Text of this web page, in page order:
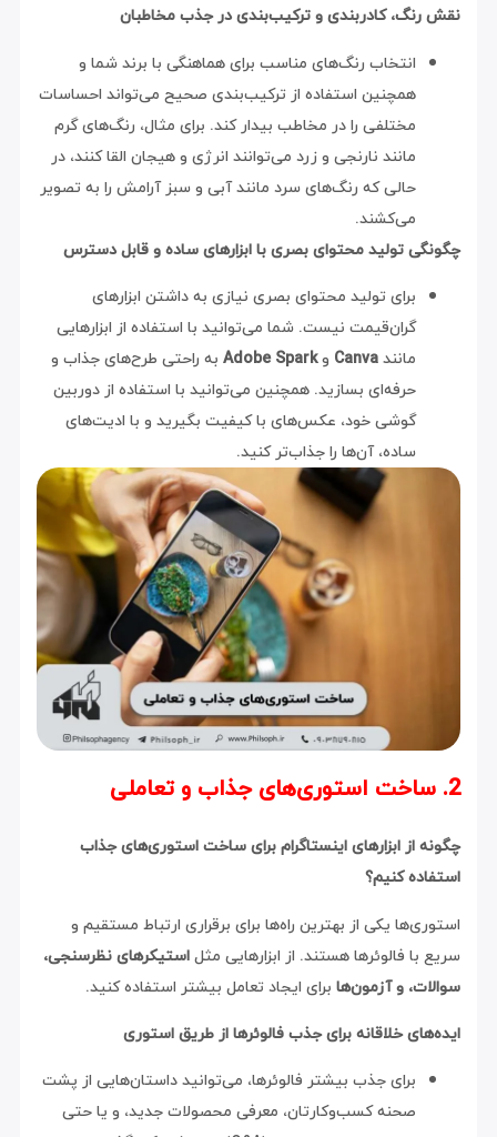
نقش رنگ، کادربندی و ترکیب‌بندی در جذب مخاطبان
انتخاب رنگ‌های مناسب برای هماهنگی با برند شما و
همچنین استفاده از ترکیب‌بندی صحیح می‌تواند احساسات
مختلفی را در مخاطب بیدار کند. برای مثال، رنگ‌های گرم
مانند نارنجی و زرد می‌توانند انرژی و هیجان القا کنند، در
حالی که رنگ‌های سرد مانند آبی و سبز آرامش را به تصویر
می‌کشند.
چگونگی تولید محتوای بصری با ابزارهای ساده و قابل دسترس
برای تولید محتوای بصری نیازی به داشتن ابزارهای
گران‌قیمت نیست. شما می‌توانید با استفاده از ابزارهایی
مانندCanva وAdobe Spark به راحتی طرح‌های جذاب و
حرفه‌ای بسازید. همچنین می‌توانید با استفاده از دوربین
گوشی خود، عکس‌های با کیفیت بگیرید و با ادیت‌های
ساده، آن‌ها را جذاب‌تر کنید.
2. ساخت استوری‌های جذاب و تعاملی
چگونه از ابزارهای اینستاگرام برای ساخت استوری‌های جذاب
استفاده کنیم؟
استوری‌ها یکی از بهترین راه‌ها برای برقراری ارتباط مستقیم و
سریع با فالوئرها هستند. از ابزارهایی مثلاستیکرهای نظرسنجی،
سوالات، و آزمون‌ها برای ایجاد تعامل بیشتر استفاده کنید.
ایده‌های خلاقانه برای جذب فالوئرها از طریق استوری
برای جذب بیشتر فالوئرها، می‌توانید داستان‌هایی از پشت
صحنه کسب‌وکارتان، معرفی محصولات جدید، و یا حتی